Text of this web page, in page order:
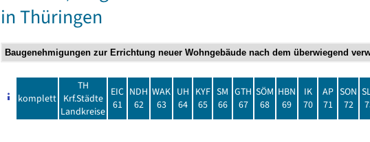
in Thüringen
komplett
TH
Krf.Städte
Landkreise
EIC
61
NDH
62
WAK
63
UH
64
KYF
65
SM
66
GTH
67
SÖM
68
HBN
69
IK
70
AP
71
SON
72